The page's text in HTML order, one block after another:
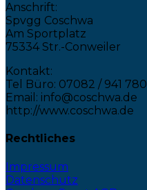
Anschrift:
Spvgg Coschwa
Am Sportplatz
75334 Str.-Conweiler
Kontakt:
Tel Büro: 07082 / 941 780
Email: info@coschwa.de
http://www.coschwa.de
Rechtliches
Impressum
Datenschutz